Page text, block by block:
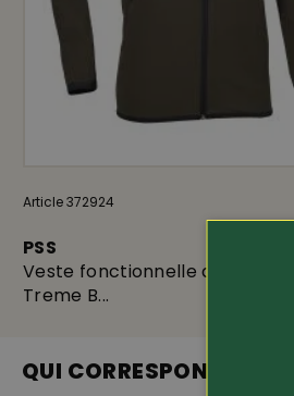
Article 372924
PSS
Veste fonctionnelle de travail
Treme B...
QUI CORRESPOND